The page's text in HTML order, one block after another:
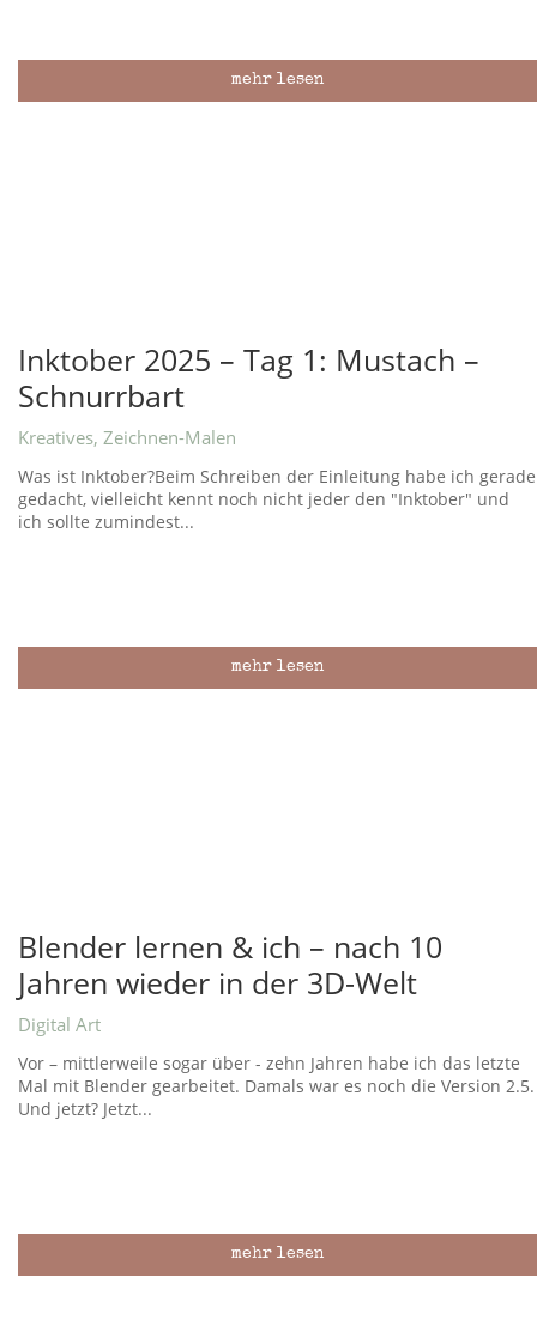
mehr lesen
Inktober 2025 – Tag 1: Mustach –
Schnurrbart
Kreatives, Zeichnen-Malen
Was ist Inktober?Beim Schreiben der Einleitung habe ich gerade
gedacht, vielleicht kennt noch nicht jeder den "Inktober" und
ich sollte zumindest...
mehr lesen
Blender lernen & ich – nach 10
Jahren wieder in der 3D-Welt
Digital Art
Vor – mittlerweile sogar über - zehn Jahren habe ich das letzte
Mal mit Blender gearbeitet. Damals war es noch die Version 2.5.
Und jetzt? Jetzt...
mehr lesen